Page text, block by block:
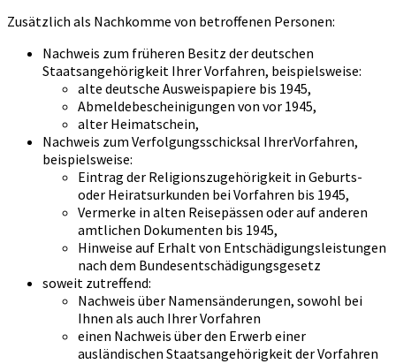
Zusätzlich als Nachkomme von betroffenen Personen:
Nachweis zum früheren Besitz der deutschen
Staatsangehörigkeit Ihrer Vorfahren, beispielsweise:
alte deutsche Ausweispapiere bis 1945,
Abmeldebescheinigungen von vor 1945,
alter Heimatschein,
Nachweis zum Verfolgungsschicksal IhrerVorfahren,
beispielsweise:
Eintrag der Religionszugehörigkeit in Geburts-
oder Heiratsurkunden bei Vorfahren bis 1945,
Vermerke in alten Reisepässen oder auf anderen
amtlichen Dokumenten bis 1945,
Hinweise auf Erhalt von Entschädigungsleistungen
nach dem Bundesentschädigungsgesetz
soweit zutreffend:
Nachweis über Namensänderungen, sowohl bei
Ihnen als auch Ihrer Vorfahren
einen Nachweis über den Erwerb einer
ausländischen Staatsangehörigkeit der Vorfahren